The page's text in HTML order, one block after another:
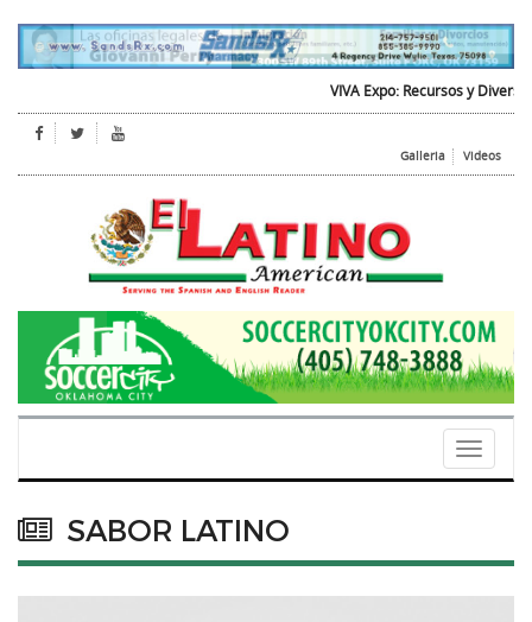
VIVA Expo: Recursos y Diversion
Galleria Videos
Toggle
SABOR LATINO